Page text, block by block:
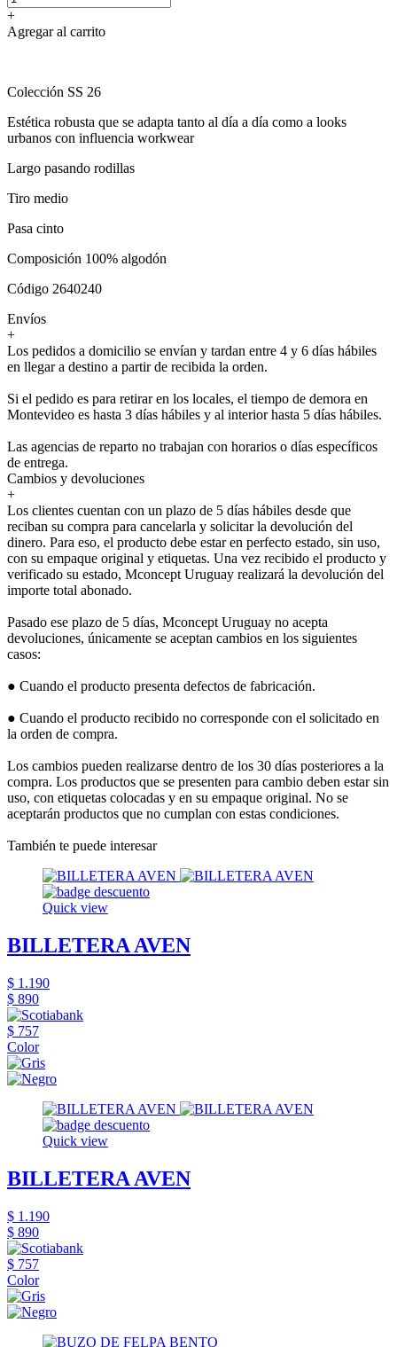
+
Agregar al carrito
Colección SS 26
Estética robusta que se adapta tanto al día a día como a looks
urbanos con influencia workwear
Largo pasando rodillas
Tiro medio
Pasa cinto
Composición 100% algodón
Código 2640240
Envíos
+
Los pedidos a domicilio se envían y tardan entre 4 y 6 días hábiles
en llegar a destino a partir de recibida la orden.
Si el pedido es para retirar en los locales, el tiempo de demora en
Montevideo es hasta 3 días hábiles y al interior hasta 5 días hábiles.
Las agencias de reparto no trabajan con horarios o días específicos
de entrega.
Cambios y devoluciones
+
Los clientes cuentan con un plazo de 5 días hábiles desde que
reciban su compra para cancelarla y solicitar la devolución del
dinero. Para eso, el producto debe estar en perfecto estado, sin uso,
con su empaque original y etiquetas. Una vez recibido el producto y
verificado su estado, Mconcept Uruguay realizará la devolución del
importe total abonado.
Pasado ese plazo de 5 días, Mconcept Uruguay no acepta
devoluciones, únicamente se aceptan cambios en los siguientes
casos:
● Cuando el producto presenta defectos de fabricación.
● Cuando el producto recibido no corresponde con el solicitado en
la orden de compra.
Los cambios pueden realizarse dentro de los 30 días posteriores a la
compra. Los productos que se presenten para cambio deben estar sin
uso, con etiquetas colocadas y en su empaque original. No se
aceptarán productos que no cumplan con estas condiciones.
También te puede interesar
Quick view
BILLETERA AVEN
$ 1.190
$ 890
$ 757
Color
Quick view
BILLETERA AVEN
$ 1.190
$ 890
$ 757
Color